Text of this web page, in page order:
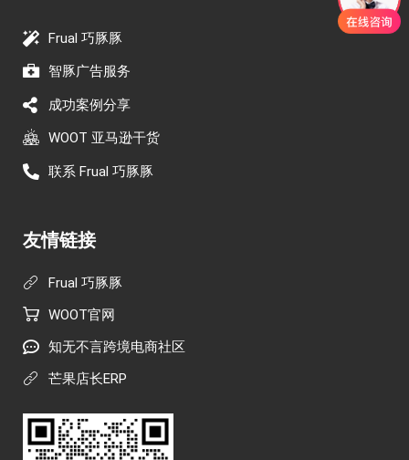
Frual 巧豚豚
智豚广告服务
成功案例分享
WOOT 亚马逊干货
联系 Frual 巧豚豚
友情链接
Frual 巧豚豚
WOOT官网
知无不言跨境电商社区
芒果店长ERP